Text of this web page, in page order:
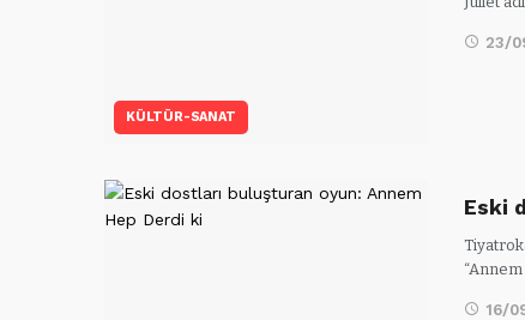
KÜLTÜR-SANAT
23/
Eski
16/